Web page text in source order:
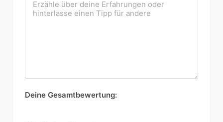
Deine Gesamtbewertung: